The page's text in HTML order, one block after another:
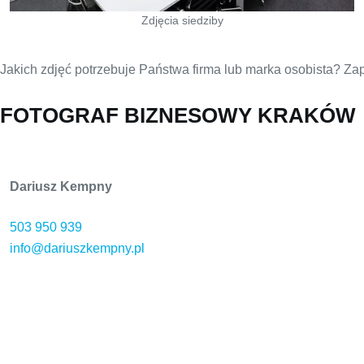
Zdjęcia siedziby
Jakich zdjęć potrzebuje Państwa firma lub marka osobista?
FOTOGRAF BIZNESOWY KRAKÓW
Dariusz Kempny
503 950 939
info@dariuszkempny.pl